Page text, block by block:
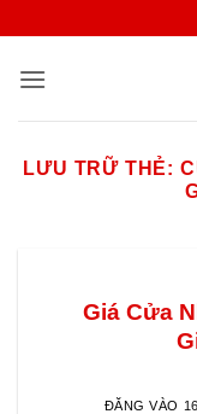
nội
LƯU TRỮ THẺ:
Giá Cửa
ĐĂNG VÀO